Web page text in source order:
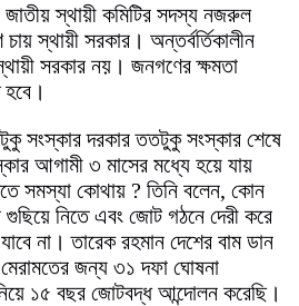
জাতীয় স্থায়ী কমিটির সদস্য নজরুল
স্থায়ী সরকার। অন্তর্বর্তিকালীন
সরকার নয়। জনগণের ক্ষমতা
হবে।
সংস্কার দরকার ততটুকু সংস্কার শেষে
আগামী ৩ মাসের মধ্যে হয়ে যায়
সমস্যা কোথায় ? তিনি বলেন, কোন
গুছিয়ে নিতে এবং জোট গঠনে দেরী করে
যাবে না। তারেক রহমান দেশের বাম ডান
মেরামতের জন্য ৩১ দফা ঘোষনা
১৫ বছর জোটবদ্ধ আন্দোলন করেছি।